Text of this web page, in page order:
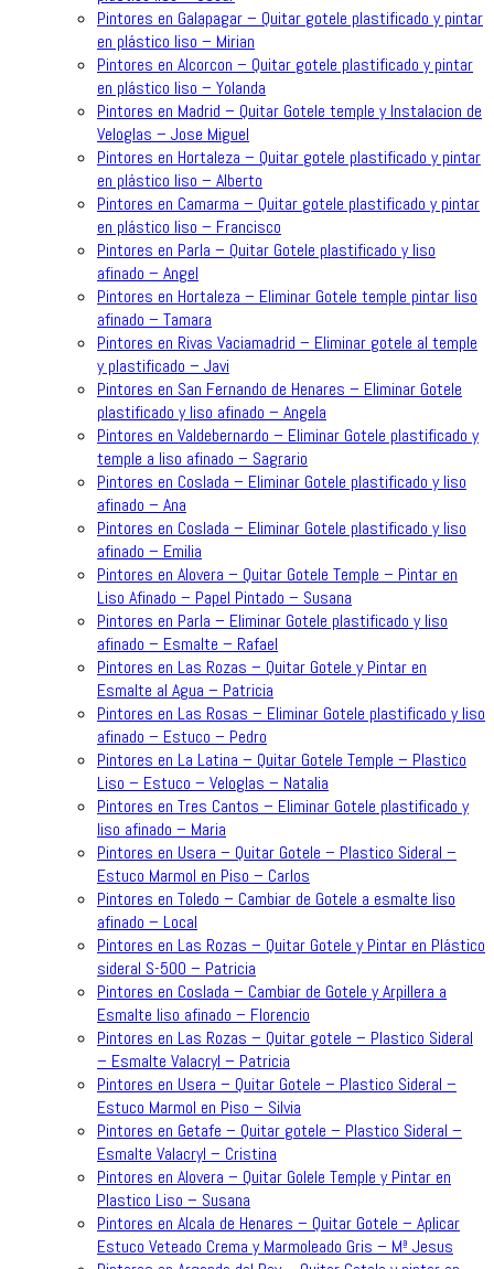
Pintores en Galapagar – Quitar gotele plastificado y pintar
en plástico liso – Mirian
Pintores en Alcorcon – Quitar gotele plastificado y pintar
en plástico liso – Yolanda
Pintores en Madrid – Quitar Gotele temple y Instalacion de
Veloglas – Jose Miguel
Pintores en Hortaleza – Quitar gotele plastificado y pintar
en plástico liso – Alberto
Pintores en Camarma – Quitar gotele plastificado y pintar
en plástico liso – Francisco
Pintores en Parla – Quitar Gotele plastificado y liso
afinado – Angel
Pintores en Hortaleza – Eliminar Gotele temple pintar liso
afinado – Tamara
Pintores en Rivas Vaciamadrid – Eliminar gotele al temple
y plastificado – Javi
Pintores en San Fernando de Henares – Eliminar Gotele
plastificado y liso afinado – Angela
Pintores en Valdebernardo – Eliminar Gotele plastificado y
temple a liso afinado – Sagrario
Pintores en Coslada – Eliminar Gotele plastificado y liso
afinado – Ana
Pintores en Coslada – Eliminar Gotele plastificado y liso
afinado – Emilia
Pintores en Alovera – Quitar Gotele Temple – Pintar en
Liso Afinado – Papel Pintado – Susana
Pintores en Parla – Eliminar Gotele plastificado y liso
afinado – Esmalte – Rafael
Pintores en Las Rozas – Quitar Gotele y Pintar en
Esmalte al Agua – Patricia
Pintores en Las Rosas – Eliminar Gotele plastificado y liso
afinado – Estuco – Pedro
Pintores en La Latina – Quitar Gotele Temple – Plastico
Liso – Estuco – Veloglas – Natalia
Pintores en Tres Cantos – Eliminar Gotele plastificado y
liso afinado – Maria
Pintores en Usera – Quitar Gotele – Plastico Sideral –
Estuco Marmol en Piso – Carlos
Pintores en Toledo – Cambiar de Gotele a esmalte liso
afinado – Local
Pintores en Las Rozas – Quitar Gotele y Pintar en Plástico
sideral S-500 – Patricia
Pintores en Coslada – Cambiar de Gotele y Arpillera a
Esmalte liso afinado – Florencio
Pintores en Las Rozas – Quitar gotele – Plastico Sideral
– Esmalte Valacryl – Patricia
Pintores en Usera – Quitar Gotele – Plastico Sideral –
Estuco Marmol en Piso – Silvia
Pintores en Getafe – Quitar gotele – Plastico Sideral –
Esmalte Valacryl – Cristina
Pintores en Alovera – Quitar Golele Temple y Pintar en
Plastico Liso – Susana
Pintores en Alcala de Henares – Quitar Gotele – Aplicar
Estuco Veteado Crema y Marmoleado Gris – Mª Jesus